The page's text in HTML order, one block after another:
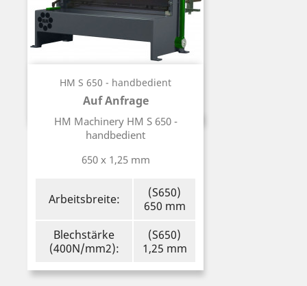
HM S 650 - handbedient
Auf Anfrage
HM Machinery HM S 650 -
handbedient
650 x 1,25 mm
Arbeitsbreite:
(S650)
650 mm
Blechstärke
(400N/mm2):
(S650)
1,25 mm